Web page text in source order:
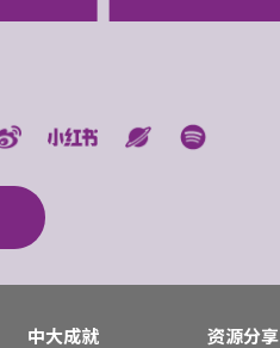
中大成就 资源分享